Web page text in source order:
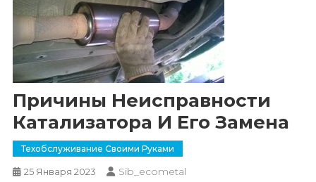
Причины Неисправности
Катализатора И Его Замена
Техобслуживание Своими Руками
25 Января 2023 Sib_ecometal